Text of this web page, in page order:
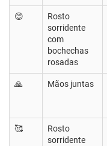
😊
Rosto
sorridente
com
bochechas
rosadas
🙏 Mãos juntas
🥰
Rosto
sorridente